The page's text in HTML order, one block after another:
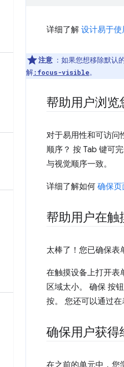
详细了解 设计易于
注意 ：如果您想移除默认
解:focus-visible。
帮助用户浏览
对于易用性和可访问
顺序？ 按 Tab 键可
与视觉顺序一致。
详细了解如何 确保
帮助用户在触
太棒了！您已确保表
在触摸设备上打开表
区域太小。 确保 按
按。 您还可以通过
确保用户获得
在之前的单元中，您